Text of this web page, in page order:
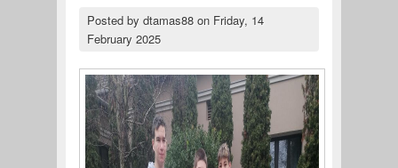
Posted by dtamas88on Friday, 14
February 2025